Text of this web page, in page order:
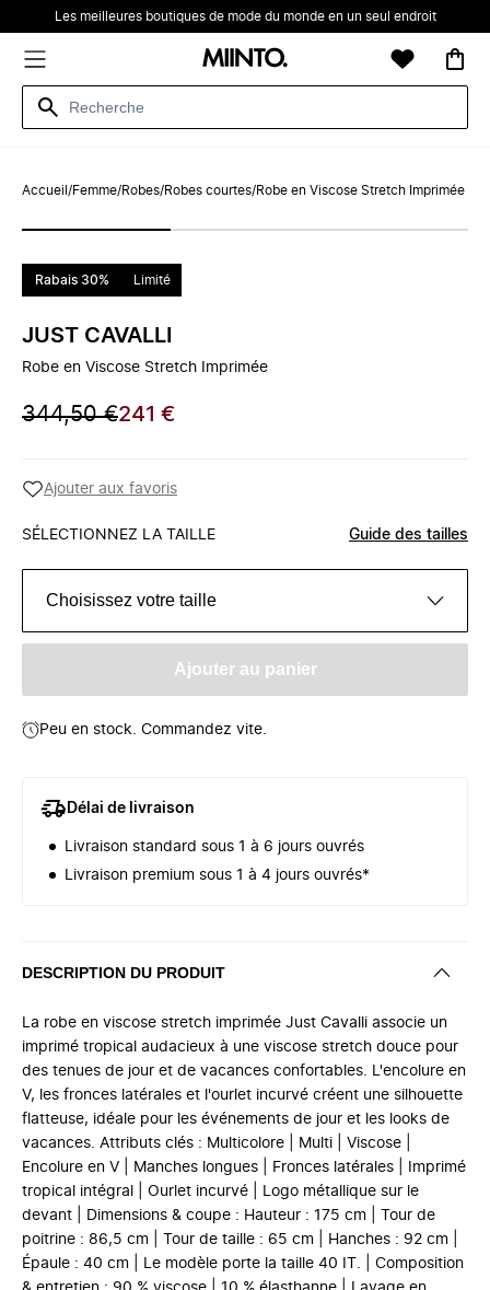
Les meilleures boutiques de mode du monde en un seul endroit
Accueil /Femme/Robes/Robes courtes/Robe en Viscose Stretch Imprimée
Rabais 30% Limité
JUST CAVALLI
Robe en Viscose Stretch Imprimée
344,50 €241 €
Ajouter aux favoris
SÉLECTIONNEZ LA TAILLE Guide des tailles
Choisissez votre taille
Ajouter au panier
Peu en stock. Commandez vite.
Délai de livraison
Livraison standard sous 1 à 6 jours ouvrés
Livraison premium sous 1 à 4 jours ouvrés*
DESCRIPTION DU PRODUIT
La robe en viscose stretch imprimée Just Cavalli associe un
imprimé tropical audacieux à une viscose stretch douce pour
des tenues de jour et de vacances confortables. L'encolure en
V, les fronces latérales et l'ourlet incurvé créent une silhouette
flatteuse, idéale pour les événements de jour et les looks de
vacances. Attributs clés : Multicolore | Multi | Viscose |
Encolure en V | Manches longues | Fronces latérales | Imprimé
tropical intégral | Ourlet incurvé | Logo métallique sur le
devant | Dimensions & coupe : Hauteur : 175 cm | Tour de
poitrine : 86,5 cm | Tour de taille : 65 cm | Hanches : 92 cm |
Épaule : 40 cm | Le modèle porte la taille 40 IT. | Composition